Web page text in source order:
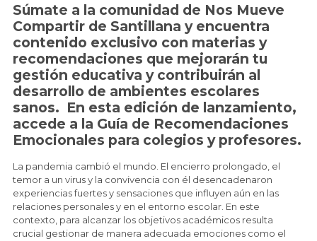
Súmate a la comunidad de Nos Mueve
Compartir de Santillana y encuentra
contenido exclusivo con materias y
recomendaciones que mejorarán tu
gestión educativa y contribuirán al
desarrollo de ambientes escolares
sanos. En esta edición de lanzamiento,
accede a la Guía de Recomendaciones
Emocionales para colegios y profesores.
La pandemia cambió el mundo. El encierro prolongado, el
temor a un virus y la convivencia con él desencadenaron
experiencias fuertes y sensaciones que influyen aún en las
relaciones personales y en el entorno escolar. En este
contexto, para alcanzar los objetivos académicos resulta
crucial gestionar de manera adecuada emociones como el